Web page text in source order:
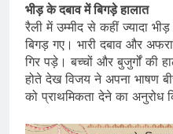
भीड़ के दबाव में बिगड़े हालात
रैली में उम्मीद से कहीं ज्यादा
बिगड़ गए। भारी दबाव और
गिर पड़े। बच्चों और बुजुर्गों की
होते देख विजय ने अपना भाषण
को प्राथमिकता देने का अनुरोध